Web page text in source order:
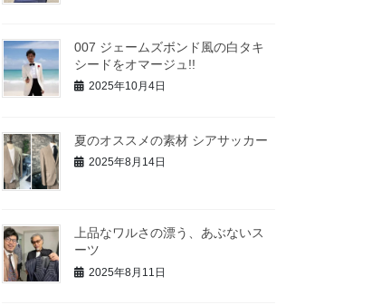
007 ジェームズボンド風の白タキ
シードをオマージュ!!
2025年10月4日
夏のオススメの素材 シアサッカー
2025年8月14日
上品なワルさの漂う、あぶないス
ーツ
2025年8月11日